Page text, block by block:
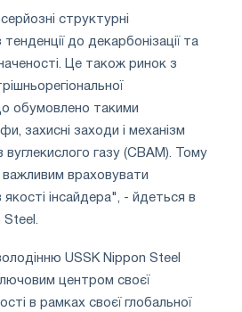
структурні
до декарбонізації та
Це також ринок з
обумовлено такими
захисні заходи і механізм
вуглекислого газу (CBAM). Тому
враховувати
інсайдера", - йдеться в
USSK Nippon Steel
центром своєї
в рамках своєї глобальної